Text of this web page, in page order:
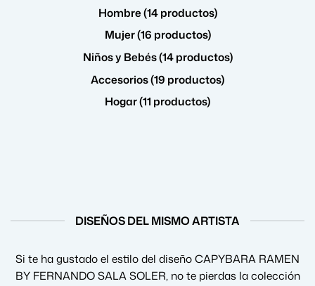
Hombre (14 productos)
Mujer (16 productos)
Niños y Bebés (14 productos)
Accesorios (19 productos)
Hogar (11 productos)
DISEÑOS DEL MISMO ARTISTA
Si te ha gustado el estilo del diseño CAPYBARA RAMEN
BY FERNANDO SALA SOLER, no te pierdas la colección